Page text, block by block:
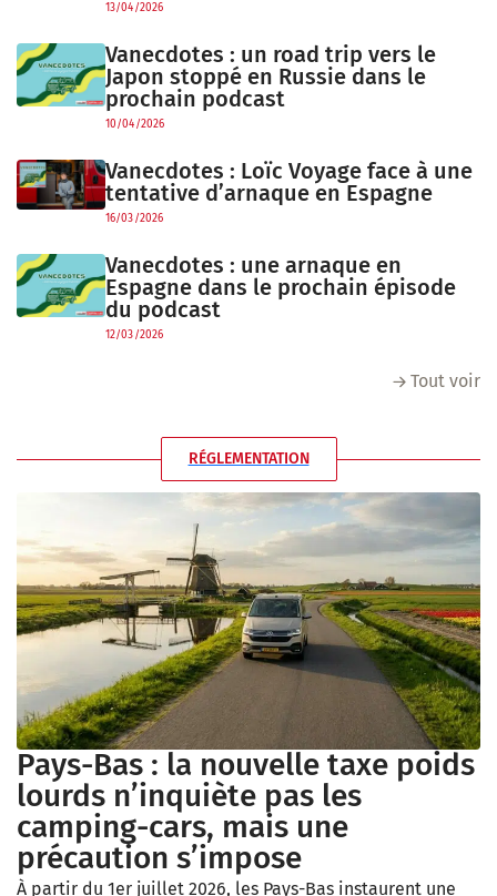
13/04/2026
Vanecdotes : un road trip vers le
Japon stoppé en Russie dans le
prochain podcast
10/04/2026
Vanecdotes : Loïc Voyage face à une
tentative d’arnaque en Espagne
16/03/2026
Vanecdotes : une arnaque en
Espagne dans le prochain épisode
du podcast
12/03/2026
Tout voir
RÉGLEMENTATION
Pays-Bas : la nouvelle taxe poids
lourds n’inquiète pas les
camping-cars, mais une
précaution s’impose
À partir du 1er juillet 2026, les Pays-Bas instaurent une